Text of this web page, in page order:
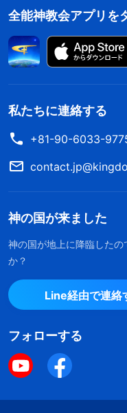
全能神教会アプリを
私たちに連絡する
+81-90-6033-
神の国が来ました
神の国が地上に降臨した
か？
Line経由で連絡
フォローする